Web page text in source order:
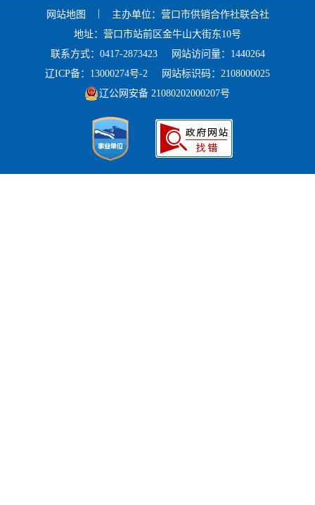
网站地图
主办单位：营口市供销合作社联合社
地址：营口市站前区金牛山大街东10号
联系方式：0417-2873423
网站访问量：1440264
辽ICP备：13000274号-2
网站标识码：2108000025
辽公网安备 21080202000207号